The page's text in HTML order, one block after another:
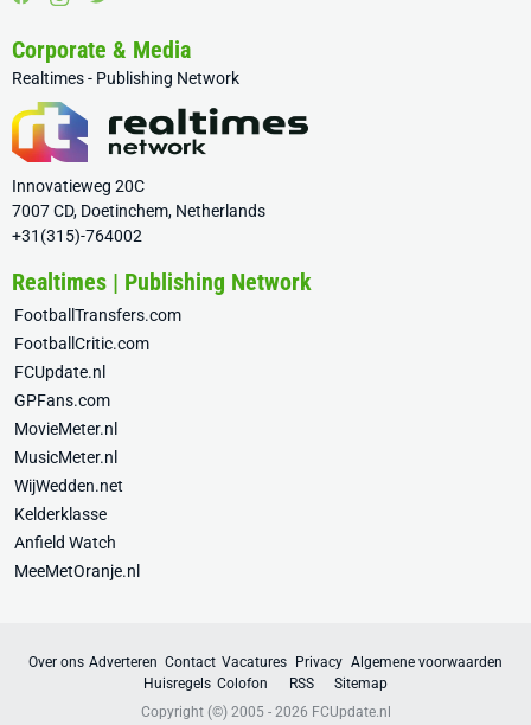
Corporate & Media
Realtimes - Publishing Network
Innovatieweg 20C
7007 CD, Doetinchem, Netherlands
+31(315)-764002
Realtimes | Publishing Network
FootballTransfers.com
FootballCritic.com
FCUpdate.nl
GPFans.com
MovieMeter.nl
MusicMeter.nl
WijWedden.net
Kelderklasse
Anfield Watch
MeeMetOranje.nl
Over ons Adverteren Contact Vacatures Privacy Algemene voorwaarden
Huisregels Colofon RSS
Sitemap
Copyright (©) 2005 - 2026 FCUpdate.nl